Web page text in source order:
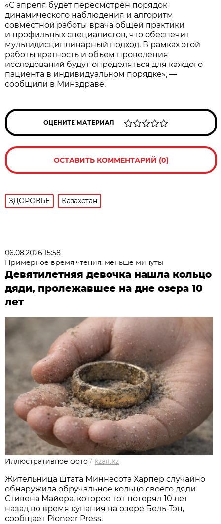
«С апреля будет пересмотрен порядок
динамического наблюдения и алгоритм
совместной работы врача общей практики
и профильных специалистов, что обеспечит
мультидисциплинарный подход. В рамках этой
работы кратность и объем проведения
исследований будут определяться для каждого
пациента в индивидуальном порядке», —
сообщили в Минздраве.
ОЦЕНИТЕ МАТЕРИАЛ
ОСТАВИТЬ КОММЕНТАРИЙ (0)
ЗДОРОВЬЕ Казахстан
06.08.2026 15:58
Примерное время чтения: меньше минуты
Девятилетняя девочка нашла кольцо
дяди, пролежавшее на дне озера 10
лет
Иллюстративное фото / kzaif.kz
Жительница штата Миннесота Харпер случайно
обнаружила обручальное кольцо своего дяди
Стивена Майера, которое тот потерял 10 лет
назад во время купания на озере Бель-Тэн,
сообщает Pioneer Press.